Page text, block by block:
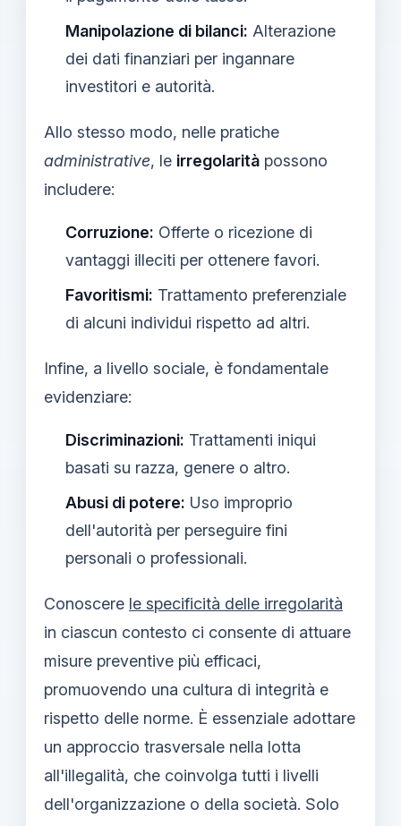
Manipolazione di bilanci: Alterazione
dei dati finanziari per ingannare
investitori e autorità.
Allo stesso modo, nelle pratiche
administrative, le irregolarità possono
includere:
Corruzione: Offerte o ricezione di
vantaggi illeciti per ottenere favori.
Favoritismi: Trattamento preferenziale
di alcuni individui rispetto ad altri.
Infine, a livello sociale, è fondamentale
evidenziare:
Discriminazioni: Trattamenti iniqui
basati su razza, genere o altro.
Abusi di potere: Uso improprio
dell'autorità per perseguire fini
personali o professionali.
Conoscere le specificità delle irregolarità
in ciascun contesto ci consente di attuare
misure preventive più efficaci,
promuovendo una cultura di integrità e
rispetto delle norme. È essenziale adottare
un approccio trasversale nella lotta
all'illegalità, che coinvolga tutti i livelli
dell'organizzazione o della società. Solo